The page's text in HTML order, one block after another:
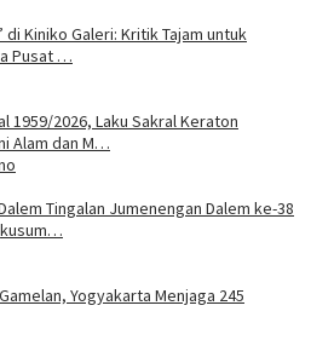
di Kiniko Galeri: Kritik Tajam untuk
Pusat …
1959/2026, Laku Sakral Keraton
Alam dan M…
Tingalan Jumenengan Dalem ke-38
Yogyakarta Menjaga 245